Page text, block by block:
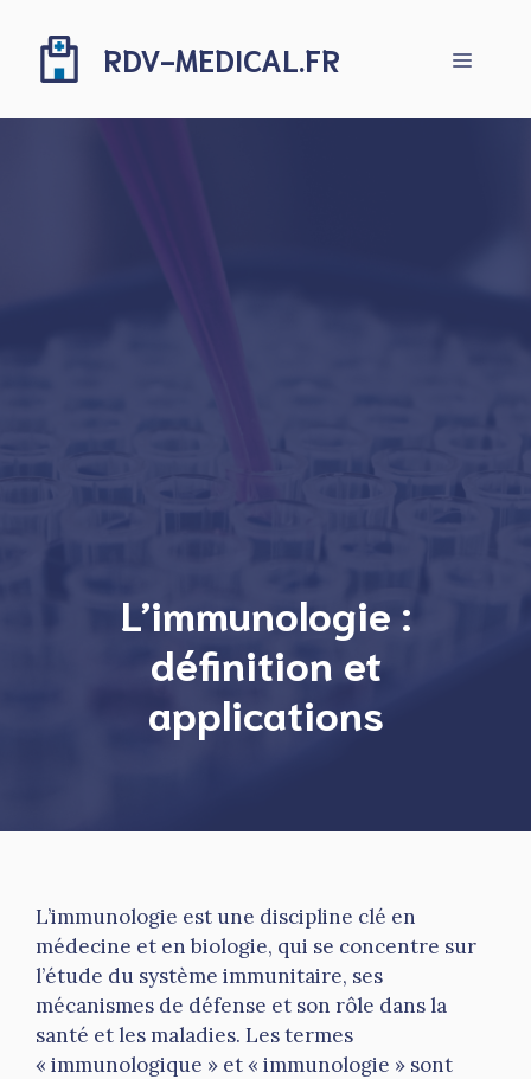
contenu
RDV-MEDICAL.FR Menu
L’immunologie :
définition et
applications
L’immunologie est une discipline clé en
médecine et en biologie, qui se concentre sur
l’étude du système immunitaire, ses
mécanismes de défense et son rôle dans la
santé et les maladies. Les termes
« immunologique » et « immunologie » sont